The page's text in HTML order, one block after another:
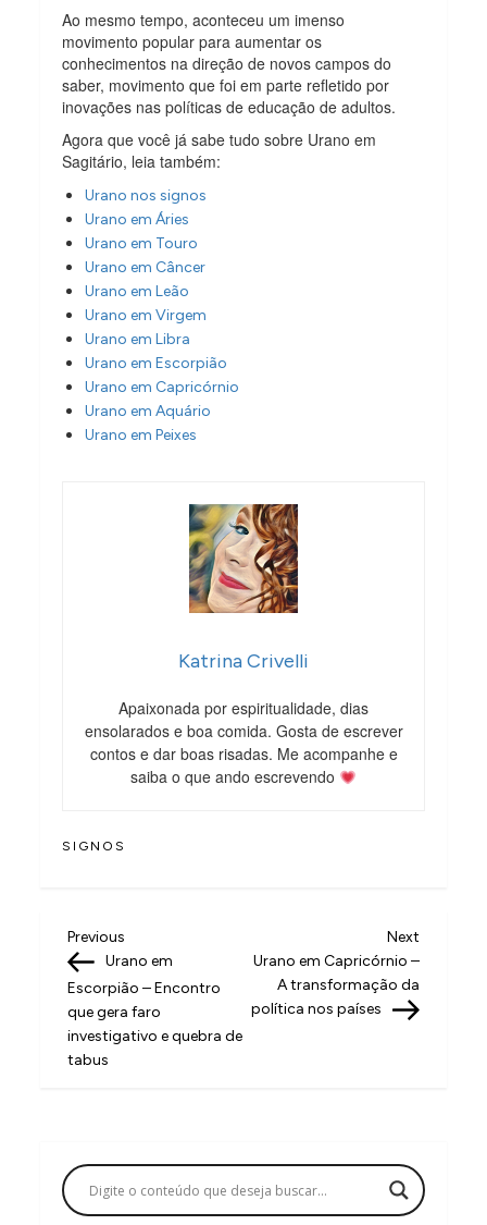
Ao mesmo tempo, aconteceu um imenso
movimento popular para aumentar os
conhecimentos na direção de novos campos do
saber, movimento que foi em parte refletido por
inovações nas políticas de educação de adultos.
Agora que você já sabe tudo sobre Urano em
Sagitário, leia também:
Urano nos signos
Urano em Áries
Urano em Touro
Urano em Câncer
Urano em Leão
Urano em Virgem
Urano em Libra
Urano em Escorpião
Urano em Capricórnio
Urano em Aquário
Urano em Peixes
Katrina Crivelli
Apaixonada por espiritualidade, dias
ensolarados e boa comida. Gosta de escrever
contos e dar boas risadas. Me acompanhe e
saiba o que ando escrevendo
SIGNOS
N
a
v
e
ç
ã
Previous
Post
Previous
Urano em
Escorpião – Encontro
que gera faro
investigativo e quebra de
tabus
Next
Post
Next
Urano em Capricórnio –
A transformação da
política nos países